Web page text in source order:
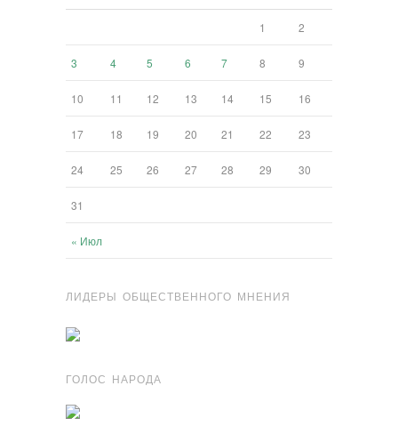
« Июл
1 2
3 4 5 6 7 8 9
10 11 12 13 14 15 16
17 18 19 20 21 22 23
24 25 26 27 28 29 30
31
ЛИДЕРЫ ОБЩЕСТВЕННОГО МНЕНИЯ
ГОЛОС НАРОДА